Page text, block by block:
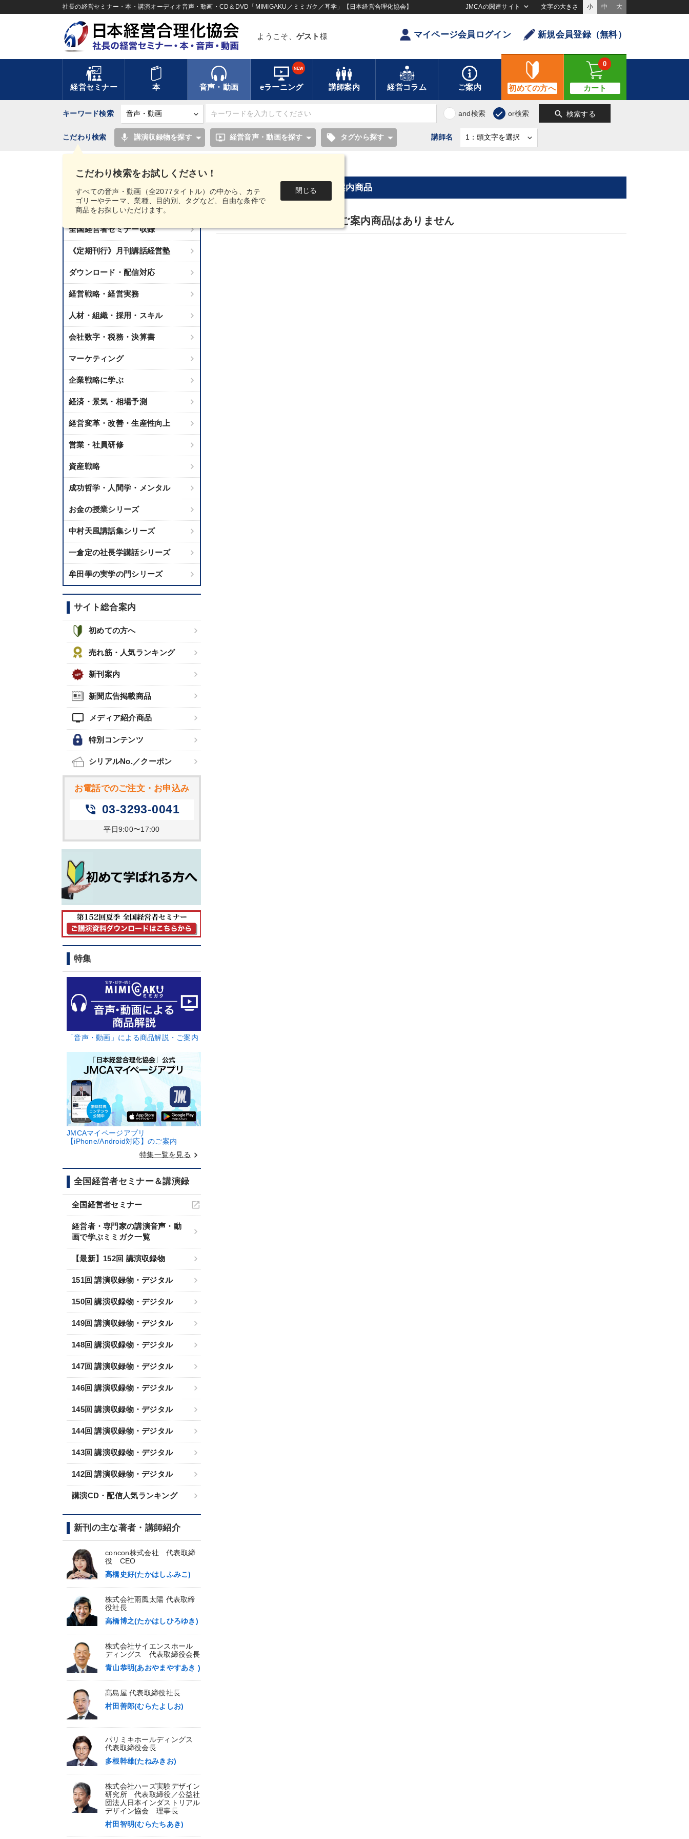
社長の経営セミナー・本・講演オーディオ音声・動画・CD＆DVD「MIMIGAKU／ミミガク／耳学」【日本経営合理化協会】 JMCAの関連サイト 文字の大きさ 小 中 大
ようこそ、 ゲスト 様 マイページ会員ログイン 新規会員登録（無料）
経営セミナー 本 音声・動画 eラーニング
NEW
講師案内 経営コラム ご案内 初めての方へ カート
0
キーワード検索 and検索 or検索 search 検索する
こだわり検索をお試しください！
すべての音声・動画（全2077タイトル）の中から、カテ
ゴリーやテーマ、業種、目的別、タグなど、自由な条件で
商品をお探しいただけます。
閉じる
こだわり検索 mic 講演収録物を探す ondemand_video 経営音声・動画を探す local_offer タグから探す 講師名
講話音声・動画カテゴリー
新刊音声・動画のご案内
全国経営者セミナー収録
《定期刊行》月刊講話経営塾
ダウンロード・配信対応
経営戦略・経営実務
人材・組織・採用・スキル
会社数字・税務・決算書
マーケティング
企業戦略に学ぶ
経済・景気・相場予測
経営変革・改善・生産性向上
営業・社員研修
資産戦略
成功哲学・人間学・メンタル
お金の授業シリーズ
中村天風講話集シリーズ
一倉定の社長学講話シリーズ
牟田學の実学の門シリーズ
サイト総合案内
初めての方へ
売れ筋・人気ランキング
新刊案内
新聞広告掲載商品
tv メディア紹介商品
特別コンテンツ
シリアルNo.／クーポン
お電話でのご注文・お申込み
phone_in_talk 03-3293-0041
平日9:00〜17:00
特集
「音声・動画」による商品解説・ご案内
JMCAマイページアプリ
【iPhone/Android対応】のご案内
特集一覧を見る keyboard_arrow_right
全国経営者セミナー＆講演録
全国経営者セミナー
経営者・専門家の講演音声・動
画で学ぶミミガク一覧
【最新】152回 講演収録物
151回 講演収録物・デジタル
150回 講演収録物・デジタル
149回 講演収録物・デジタル
148回 講演収録物・デジタル
147回 講演収録物・デジタル
146回 講演収録物・デジタル
145回 講演収録物・デジタル
144回 講演収録物・デジタル
143回 講演収録物・デジタル
142回 講演収録物・デジタル
講演CD・配信人気ランキング
新刊の主な著者・講師紹介
concon株式会社 代表取締
役 CEO
髙橋史好(たかはしふみこ)
株式会社雨風太陽 代表取締
役社長
高橋博之(たかはしひろゆき)
株式会社サイエンスホール
ディングス 代表取締役会長
青山恭明(あおやまやすあき )
髙島屋 代表取締役社長
村田善郎(むらたよしお)
パリミキホールディングス
代表取締役会長
多根幹雄(たねみきお)
株式会社ハーズ実験デザイン
研究所 代表取締役／公益社
団法人日本インダストリアル
デザイン協会 理事長
村田智明(むらたちあき)
【2023年8月】音声・映像ご案内商品
【2023年8月】音声・映像ご案内商品はありません